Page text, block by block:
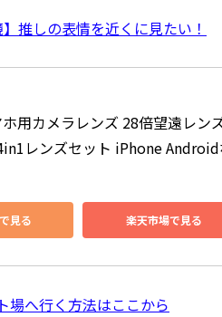
推しの表情を近くに見たい！
用カメラレンズ 28倍望遠レン
レンズセット iPhone
見る 楽天市場で見る
場へ行く方法はここから